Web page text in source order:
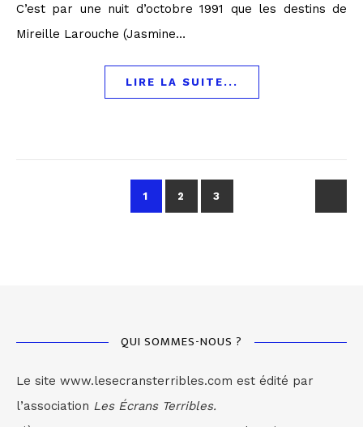
C’est par une nuit d’octobre 1991 que les destins de
Mireille Larouche (Jasmine…
LIRE LA SUITE...
1 2 3
QUI SOMMES-NOUS ?
Le site www.lesecransterribles.com est édité par
l’association Les Écrans Terribles.